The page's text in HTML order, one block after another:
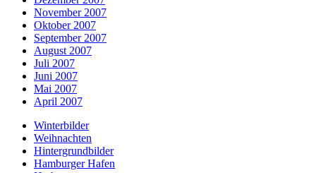
November 2007
Oktober 2007
September 2007
August 2007
Juli 2007
Juni 2007
Mai 2007
April 2007
Winterbilder
Weihnachten
Hintergrundbilder
Hamburger Hafen